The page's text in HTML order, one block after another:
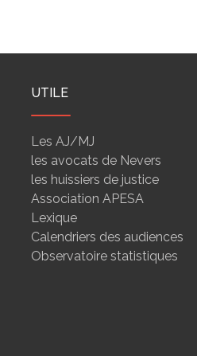
UTILE
Les AJ/MJ
les avocats de Nevers
les huissiers de justice
Association APESA
Lexique
Calendriers des audiences
Observatoire statistiques